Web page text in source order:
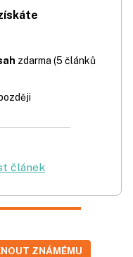
zdarma (5 článků
článek
ZNÁMÉMU